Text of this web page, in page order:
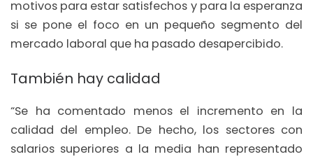
motivos para estar satisfechos y para la esperanza
si se pone el foco en un pequeño segmento del
mercado laboral que ha pasado desapercibido.
También hay calidad
“Se ha comentado menos el incremento en la
calidad del empleo. De hecho, los sectores con
salarios superiores a la media han representado